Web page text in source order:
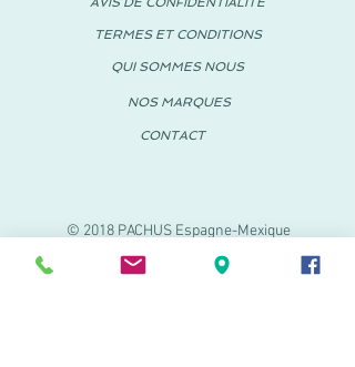
© 2018 PACHUS Espagne-Mexique
TERMES ET CONDITIONS
QUI SOMMES NOUS
NOS MARQUES
CONTACT
PACHUS VINARÒS